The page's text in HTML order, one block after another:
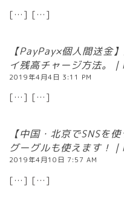
[…] […]
【PayPay×個人間送金
イ残高チャージ方法。
2019年4月4日 3:11 PM
[…] […]
【中国・北京でSNSを
グーグルも使えます！
2019年4月10日 7:57 AM
[…] […]